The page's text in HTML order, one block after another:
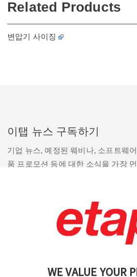
WE VALUE YOUR
Related Products
변압기 사이징
이탭 뉴스 구독하기
기업 뉴스, 예정된 웨비나, 소프트웨
품 프로모션 등에 대한 소식을 가장
이용 약관 | 개인정보처